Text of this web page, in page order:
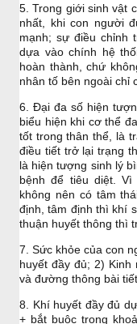
5. Trong giới sinh vật
nhất, khi con người
mạnh; sự điều chỉnh
dựa vào chính hệ
hoàn thành, chứ
nhân tố bên ngoài chỉ
6. Đại đa số hiện
biểu hiện khi cơ thể
tốt trong thân thể, là
điều tiết trở lại trạng
là hiện tượng sinh lý
bệnh để tiêu diệt.
không nên có tâm
định, tâm định thì khí
thuận huyết thông thì
7. Sức khỏe của con
huyết đầy đủ; 2) Kinh
và đường thông bài
8. Khí huyết đầy đủ
+ bắt buộc trong